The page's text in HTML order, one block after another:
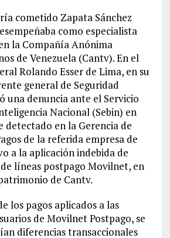
cometido Zapata Sánchez
como especialista
la Compañía Anónima
de Venezuela (Cantv). En el
Rolando Esser de Lima, en su
general de Seguridad
una denuncia ante el Servicio
Nacional (Sebin) en
en la Gerencia de
de la referida empresa de
a la aplicación indebida de
líneas postpago Movilnet, en
de Cantv.
los pagos aplicados a las
de Movilnet Postpago, se
diferencias transaccionales